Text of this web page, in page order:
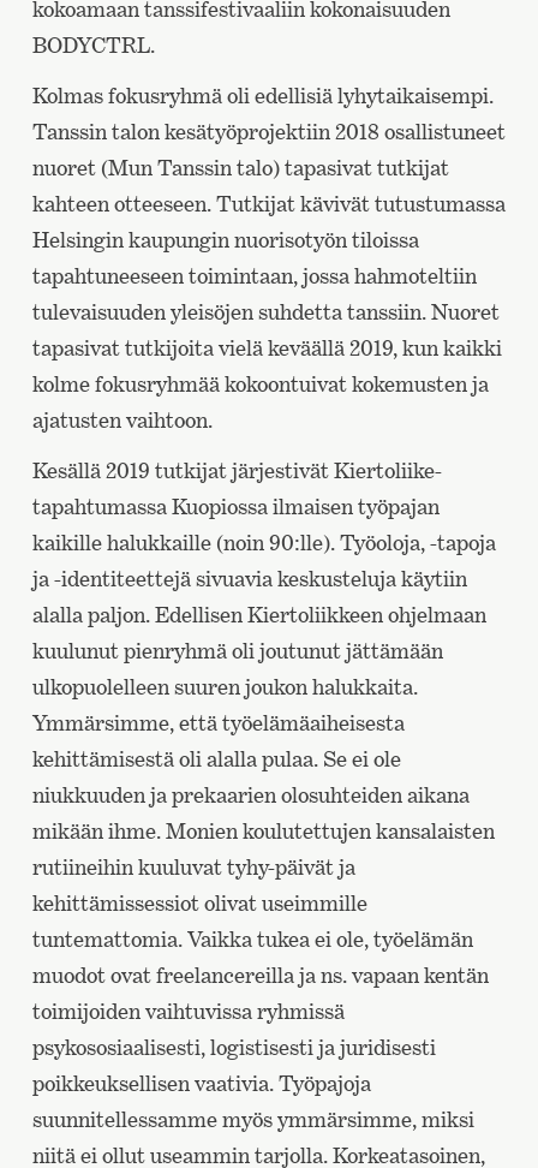
kokoamaan tanssifestivaaliin kokonaisuuden
BODYCTRL.
Kolmas fokusryhmä oli edellisiä lyhytaikaisempi.
Tanssin talon kesätyöprojektiin 2018 osallistuneet
nuoret (Mun Tanssin talo) tapasivat tutkijat
kahteen otteeseen. Tutkijat kävivät tutustumassa
Helsingin kaupungin nuorisotyön tiloissa
tapahtuneeseen toimintaan, jossa hahmoteltiin
tulevaisuuden yleisöjen suhdetta tanssiin. Nuoret
tapasivat tutkijoita vielä keväällä 2019, kun kaikki
kolme fokusryhmää kokoontuivat kokemusten ja
ajatusten vaihtoon.
Kesällä 2019 tutkijat järjestivät Kiertoliike-
tapahtumassa Kuopiossa ilmaisen työpajan
kaikille halukkaille (noin 90:lle). Työoloja, -tapoja
ja -identiteettejä sivuavia keskusteluja käytiin
alalla paljon. Edellisen Kiertoliikkeen ohjelmaan
kuulunut pienryhmä oli joutunut jättämään
ulkopuolelleen suuren joukon halukkaita.
Ymmärsimme, että työelämäaiheisesta
kehittämisestä oli alalla pulaa. Se ei ole
niukkuuden ja prekaarien olosuhteiden aikana
mikään ihme. Monien koulutettujen kansalaisten
rutiineihin kuuluvat tyhy-päivät ja
kehittämissessiot olivat useimmille
tuntemattomia. Vaikka tukea ei ole, työelämän
muodot ovat freelancereilla ja ns. vapaan kentän
toimijoiden vaihtuvissa ryhmissä
psykososiaalisesti, logistisesti ja juridisesti
poikkeuksellisen vaativia. Työpajoja
suunnitellessamme myös ymmärsimme, miksi
niitä ei ollut useammin tarjolla. Korkeatasoinen,